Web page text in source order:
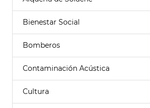
Bienestar Social
Bomberos
Contaminación Acústica
Cultura